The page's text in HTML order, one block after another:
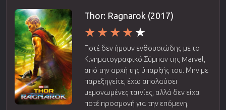
Thor: Ragnarok (2017)
Ποτέ δεν ήμουν ενθουσιώδης με το
Κινηματογραφικό Σύμπαν της Marvel,
από την αρχή της ύπαρξής του. Μην με
παρεξηγείτε, έχω απολαύσει
μεμονωμένες ταινίες, αλλά δεν είχα
ποτέ προσμονή για την επόμενη.